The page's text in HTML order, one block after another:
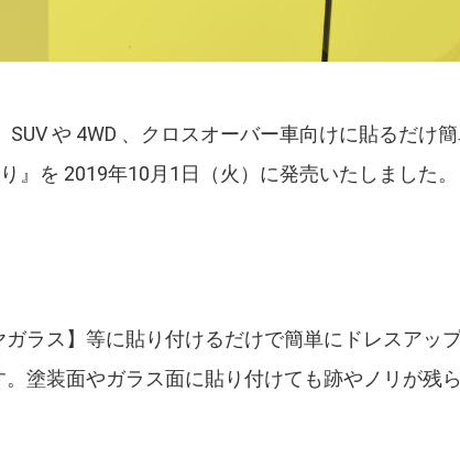
や 4WD 、クロスオーバー車向けに貼るだけ
』を 2019年10月1日（火）に発売いたしました。
ラス】等に貼り付けるだけで簡単にドレスアッ
塗装面やガラス面に貼り付けても跡やノリが残